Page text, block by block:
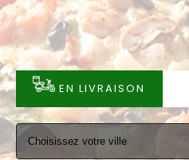
ACCUEIL
LA CARTE
VOTRE COMPTE
NOTRE RESTAURANT
VOS AVIS
EN LIVRAISON